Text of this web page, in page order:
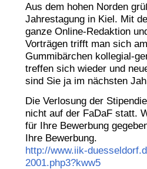
Aus dem hohen Norden
Jahrestagung in Kiel. Mit
ganze Online-Redaktion
Vorträgen trifft man sich
Gummibärchen kollegial-
treffen sich wieder und
sind Sie ja im nächsten
Die Verlosung der
nicht auf der FaDaF statt.
für Ihre Bewerbung
Ihre Bewerbung.
http://www.iik-
2001.php3?kww5